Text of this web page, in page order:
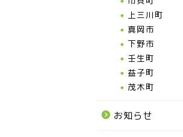
上三川町
真岡市
下野市
壬生町
益子町
茂木町
お知らせ